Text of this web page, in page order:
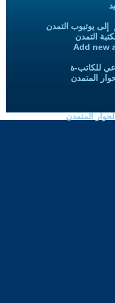
إلى يوتيوب التمدن
التمدن
Add new
للكاتب-ة
المتمدن
المتمدن